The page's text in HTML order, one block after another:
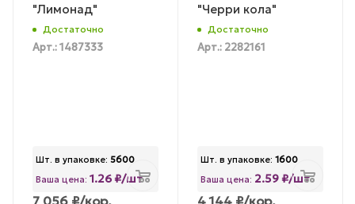
"Лимонад"
Достаточно
Арт.: 1487333
Шт. в упаковке: 5600
Ваша цена: 1.26 ₽/шт
"Черри кола"
Достаточно
Арт.: 2282161
Шт. в упаковке: 1600
Ваша цена: 2.59 ₽/шт